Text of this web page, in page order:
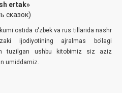
ertak»
сказок)
ostida o'zbek va rus tillarida nashr
ijodiyotining ajralmas bo'lagi
tuzilgan ushbu kitobimiz siz aziz
umiddamiz.